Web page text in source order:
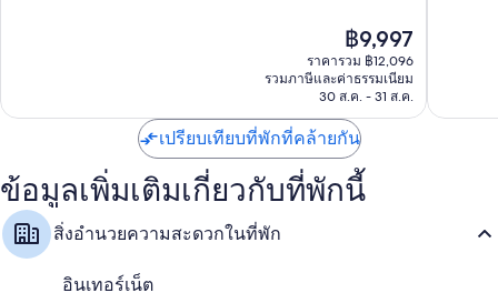
ราคา
ปัจจุบัน
คือ
฿9,997
฿9,997
ราคารวม ฿12,096
รวมภาษีและค่าธรรมเนียม
30 ส.ค. - 31 ส.ค.
เปรียบเทียบที่พักที่คล้ายกัน
ข้อมูลเพิ่มเติมเกี่ยวกับที่พักนี้
สิ่งอำนวยความสะดวกในที่พัก
อินเทอร์เน็ต